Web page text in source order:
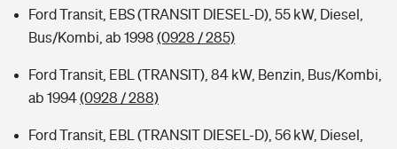
Sie haben Fragen?
Zur Übersicht
Ford Transit, EBS (TRANSIT DIESEL-D), 55 kW, Diesel,
Bus/Kombi, ab 1998 (0928 / 285)
Ford Transit, EBL (TRANSIT), 84 kW, Benzin, Bus/Kombi,
ab 1994(0928 / 288)
Ford Transit, EBL (TRANSIT DIESEL-D), 56 kW, Diesel,